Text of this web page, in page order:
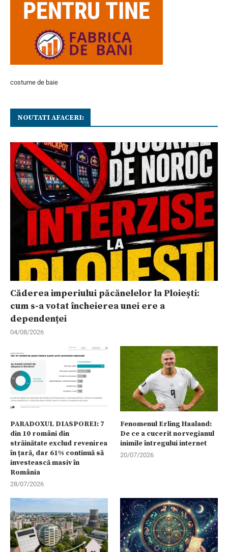
costume de baie
NOUTATI AFACERI:
Căderea imperiului păcănelelor la Ploiești:
cum s-a votat încheierea unei ere a
dependenței
04/08/2026
PARADOXUL DIASPOREI: 7
din 10 români din
străinătate exclud revenirea
în țară, dar 61% continuă să
investească masiv în
România
28/07/2026
Fenomenul Erling Haaland:
De ce a cucerit norvegianul
inimile întregului internet
20/07/2026